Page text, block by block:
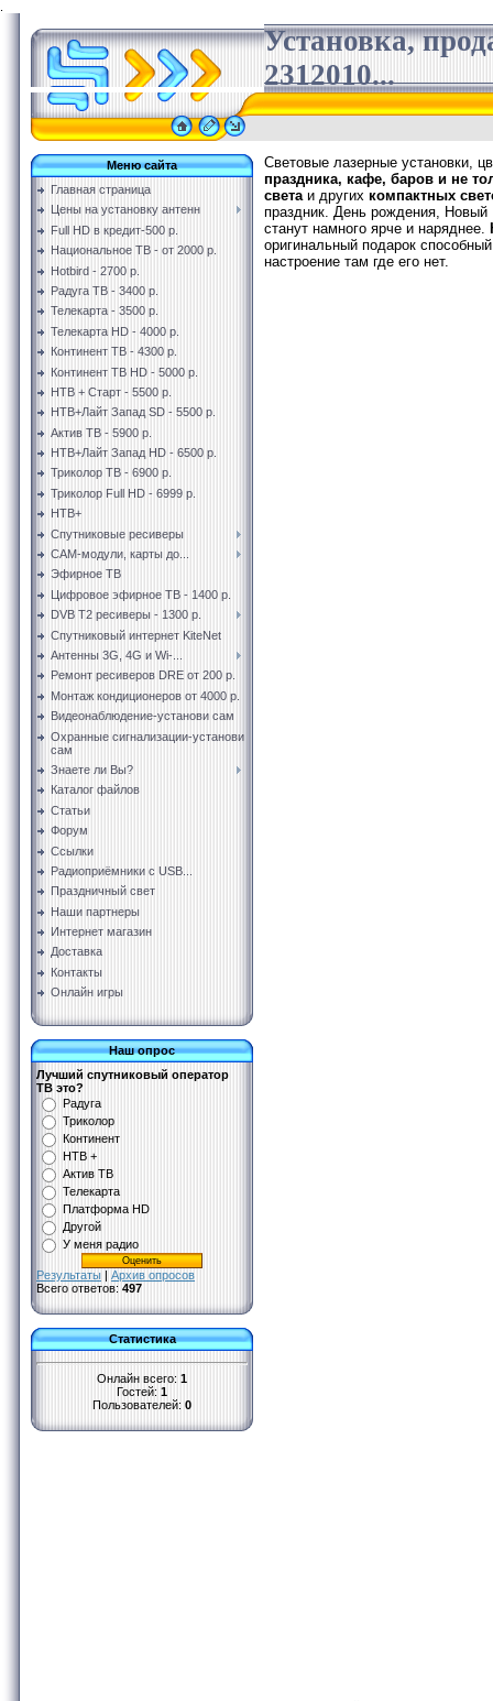
Установка,
2312010...
Меню сайта
Главная страница
Цены на установку антенн
Full HD в кредит-500 р.
Национальное ТВ - от 2000 р.
Hotbird - 2700 р.
Радуга ТВ - 3400 р.
Телекарта - 3500 р.
Телекарта HD - 4000 р.
Континент ТВ - 4300 р.
Континент ТВ HD - 5000 р.
НТВ + Старт - 5500 р.
НТВ+Лайт Запад SD - 5500 р.
Актив ТВ - 5900 р.
НТВ+Лайт Запад HD - 6500 р.
Триколор ТВ - 6900 р.
Триколор Full HD - 6999 р.
НТВ+
Спутниковые ресиверы
CAM-модули, карты до...
Эфирное ТВ
Цифровое эфирное ТВ - 1400 р.
DVB T2 ресиверы - 1300 р.
Спутниковый интернет KiteNet
Антенны 3G, 4G и Wi-...
Ремонт ресиверов DRE от 200 р.
Монтаж кондиционеров от 4000 р.
Видеонаблюдение-установи сам
Охранные сигнализации-установи
сам
Знаете ли Вы?
Каталог файлов
Статьи
Форум
Ссылки
Радиоприёмники с USB...
Праздничный свет
Наши партнеры
Интернет магазин
Доставка
Контакты
Онлайн игры
Наш опрос
Лучший спутниковый оператор
ТВ это?
Радуга
Триколор
Континент
НТВ +
Актив ТВ
Телекарта
Платформа HD
Другой
У меня радио
Результаты | Архив опросов
Всего ответов: 497
Статистика
Онлайн всего: 1
Гостей: 1
Пользователей: 0
Световые лазерные установки,
праздника, кафе, баров и не
светаи других компактных
праздник. День рождения, Новый
станут намного ярче и наряднее.
оригинальный подарок
настроение там где его нет.